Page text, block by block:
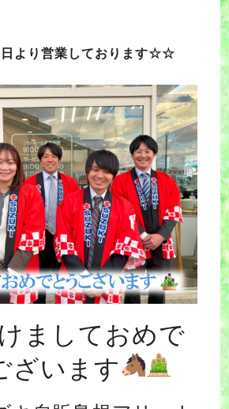
より営業しております☆☆
ましておめで
ざいます